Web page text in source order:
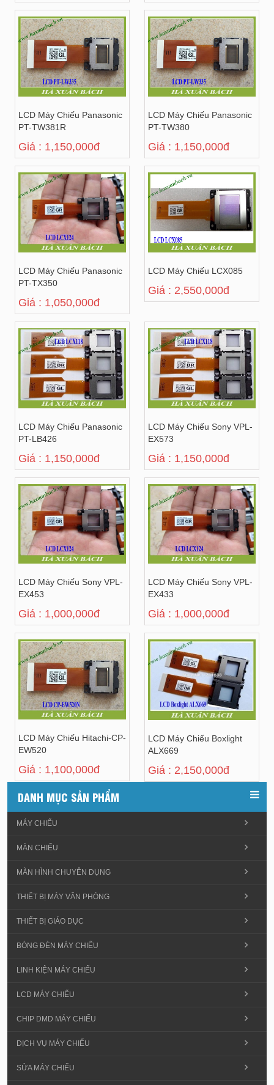
LCD Máy Chiếu Panasonic
PT-TW381R
Giá : 1,150,000đ
LCD Máy Chiếu Panasonic
PT-TW380
Giá : 1,150,000đ
LCD Máy Chiếu Panasonic
PT-TX350
Giá : 1,050,000đ
LCD Máy Chiếu LCX085
Giá : 2,550,000đ
LCD Máy Chiếu Panasonic
PT-LB426
Giá : 1,150,000đ
LCD Máy Chiếu Sony VPL-
EX573
Giá : 1,150,000đ
LCD Máy Chiếu Sony VPL-
EX453
Giá : 1,000,000đ
LCD Máy Chiếu Sony VPL-
EX433
Giá : 1,000,000đ
LCD Máy Chiếu Hitachi-CP-
EW520
Giá : 1,100,000đ
LCD Máy Chiếu Boxlight
ALX669
Giá : 2,150,000đ
DANH MỤC SẢN PHẨM
MÁY CHIẾU
MÀN CHIẾU
MÀN HÌNH CHUYÊN DỤNG
THIẾT BỊ MÁY VĂN PHÒNG
THIẾT BỊ GIÁO DỤC
BÓNG ĐÈN MÁY CHIẾU
LINH KIỆN MÁY CHIẾU
LCD MÁY CHIẾU
CHIP DMD MÁY CHIẾU
DỊCH VỤ MÁY CHIẾU
SỬA MÁY CHIẾU